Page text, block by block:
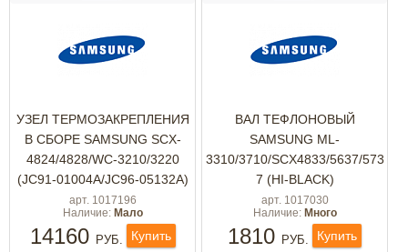
УЗЕЛ ТЕРМОЗАКРЕПЛЕНИЯ
В СБОРЕ SAMSUNG SCX-
4824/4828/WC-3210/3220
(JC91-01004A/JC96-05132A)
арт. 1017196
Наличие: Мало
14160 РУБ. Купить
ВАЛ ТЕФЛОНОВЫЙ
SAMSUNG ML-
3310/3710/SCX4833/5637/573
7 (HI-BLACK)
арт. 1017030
Наличие: Много
1810 РУБ. Купить